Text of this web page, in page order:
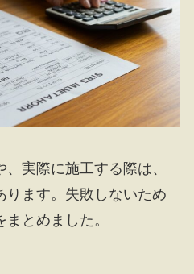
実際に施工する際は、
ります。失敗しないため
とめました。